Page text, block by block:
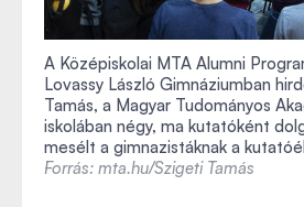
A Középiskolai MTA Alumni
Lovassy László Gimnáziumban
Tamás, a Magyar Tudományos
iskolában négy, ma kutatóként
mesélt a gimnazistáknak a
Forrás: mta.hu/Szigeti Tamás